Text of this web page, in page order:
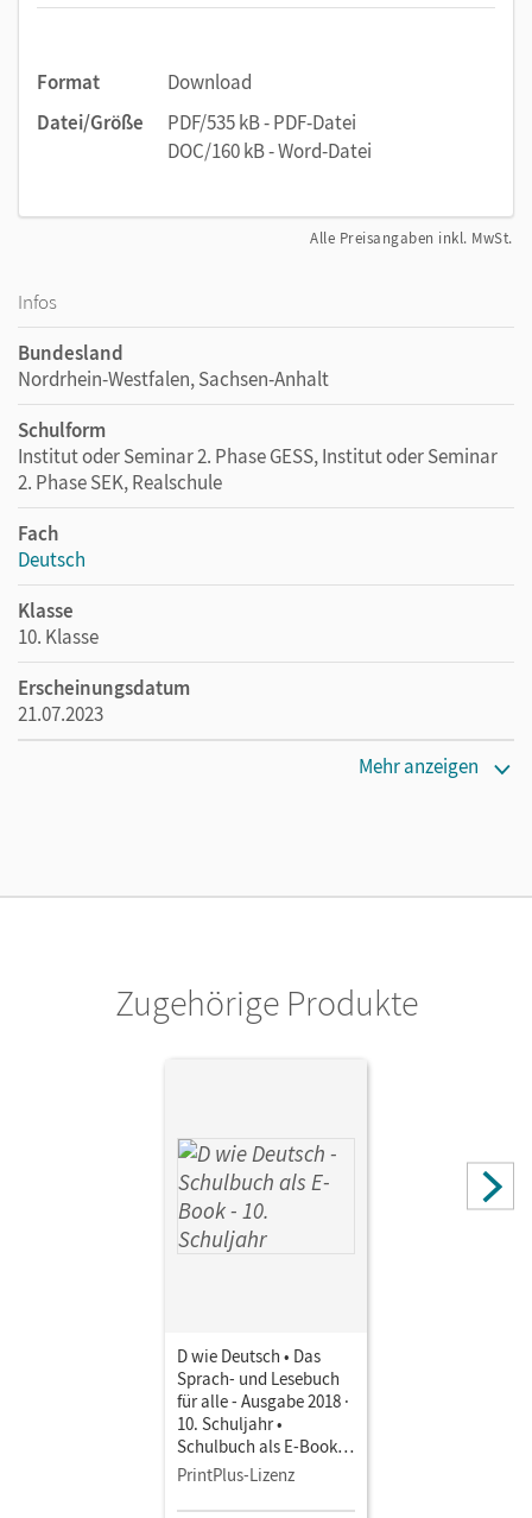
Format
Download
Datei/Größe
PDF/535 kB - PDF-Datei
DOC/160 kB - Word-Datei
Alle Preisangaben inkl. MwSt.
Infos
Bundesland
Nordrhein-Westfalen, Sachsen-Anhalt
Schulform
Institut oder Seminar 2. Phase GESS, Institut oder Seminar
2. Phase SEK, Realschule
Fach
Deutsch
Klasse
10. Klasse
Erscheinungsdatum
21.07.2023
Mehr anzeigen
Zugehörige Produkte
D wie Deutsch • Das
Sprach- und Lesebuch
für alle - Ausgabe 2018 ·
10. Schuljahr •
Schulbuch als E-Book
Mit Medien
PrintPlus-Lizenz